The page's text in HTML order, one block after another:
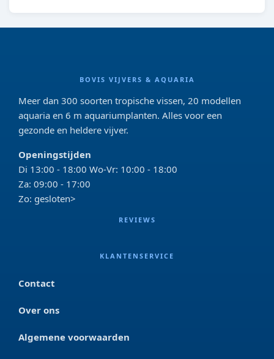
BOVIS VIJVERS & AQUARIA
Meer dan 300 soorten tropische vissen, 20 modellen
aquaria en 6 m aquariumplanten. Alles voor een
gezonde en heldere vijver.
Openingstijden
Di 13:00 - 18:00 Wo-Vr: 10:00 - 18:00
Za: 09:00 - 17:00
Zo: gesloten>
REVIEWS
KLANTENSERVICE
Contact
Over ons
Algemene voorwaarden